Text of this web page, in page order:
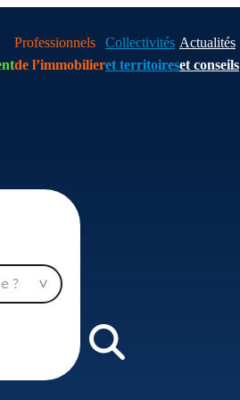
Professionnels
de l’immobilier
Collectivités
et territoires
Actualités
et conseils